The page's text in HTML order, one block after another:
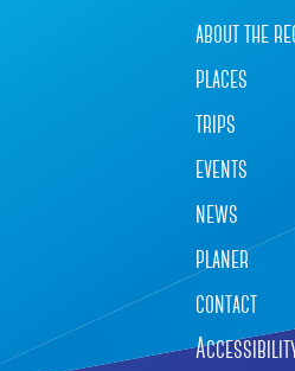
about the
places
trips
events
news
planer
contact